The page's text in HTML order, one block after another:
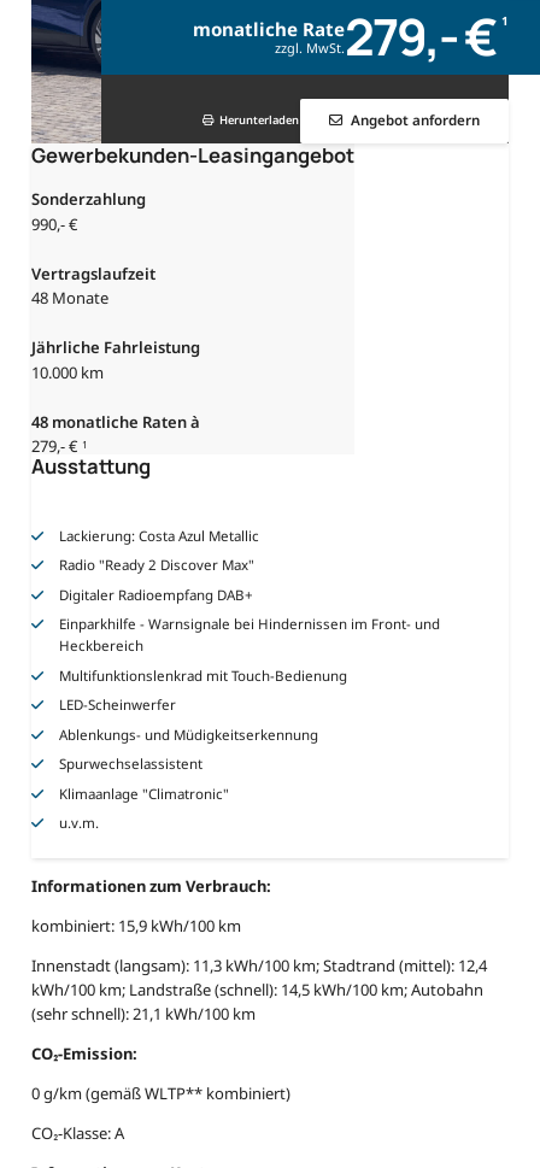
monatliche Rate
zzgl. MwSt. 279,- € 1
Herunterladen Angebot anfordern
Ausstattung
Lackierung: Costa Azul Metallic
Radio "Ready 2 Discover Max"
Digitaler Radioempfang DAB+
Einparkhilfe - Warnsignale bei Hindernissen im Front- und
Heckbereich
Multifunktionslenkrad mit Touch-Bedienung
LED-Scheinwerfer
Ablenkungs- und Müdigkeitserkennung
Spurwechselassistent
Klimaanlage "Climatronic"
u.v.m.
Gewerbekunden-Leasingangebot
Sonderzahlung
990,- €
Vertragslaufzeit
48 Monate
Jährliche Fahrleistung
10.000 km
48 monatliche Raten à
279,- € 1
Informationen zum Verbrauch:
kombiniert: 15,9 kWh/100 km
Innenstadt (langsam): 11,3 kWh/100 km; Stadtrand (mittel): 12,4
kWh/100 km; Landstraße (schnell): 14,5 kWh/100 km; Autobahn
(sehr schnell): 21,1 kWh/100 km
CO₂-Emission:
0 g/km (gemäß WLTP** kombiniert)
CO₂-Klasse: A